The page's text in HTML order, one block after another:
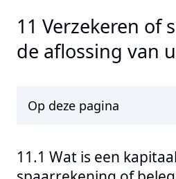
11 Verzekeren of
de aflossing van
Op deze pagina
11.1 Wat is een